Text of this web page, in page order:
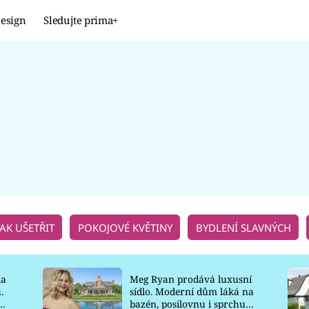
Sledujte prima+
UŠETŘIT POKOJOVÉ KVĚTINY BYDLENÍ SLAVNÝCH
Meg Ryan prodává luxusní
sídlo. Moderní dům láká na
bazén, posilovnu i sprchu